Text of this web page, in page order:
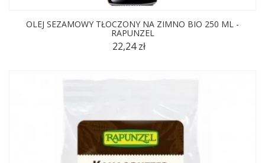
OLEJ SEZAMOWY TŁOCZONY NA ZIMNO BIO 250 ML -
RAPUNZEL
22,24 zł